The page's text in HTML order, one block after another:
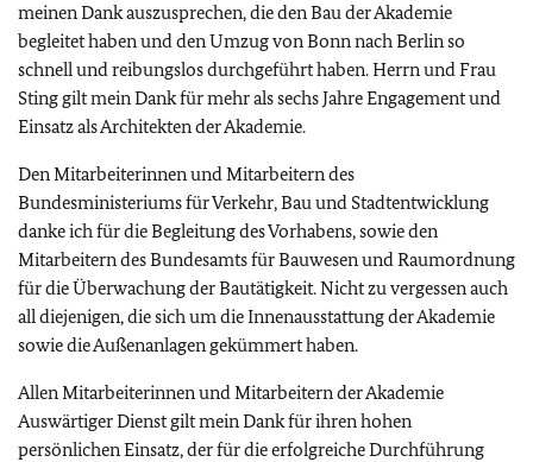
meinen Dank auszusprechen, die den Bau der Akademie
begleitet haben und den Umzug von Bonn nach Berlin so
schnell und reibungslos durchgeführt haben. Herrn und Frau
Sting gilt mein Dank für mehr als sechs Jahre Engagement und
Einsatz als Architekten der Akademie.
Den Mitarbeiterinnen und Mitarbeitern des
Bundesministeriums für Verkehr, Bau und Stadtentwicklung
danke ich für die Begleitung des Vorhabens, sowie den
Mitarbeitern des Bundesamts für Bauwesen und Raumordnung
für die Überwachung der Bautätigkeit. Nicht zu vergessen auch
all diejenigen, die sich um die Innenausstattung der Akademie
sowie die Außenanlagen gekümmert haben.
Allen Mitarbeiterinnen und Mitarbeitern der Akademie
Auswärtiger Dienst gilt mein Dank für ihren hohen
persönlichen Einsatz, der für die erfolgreiche Durchführung